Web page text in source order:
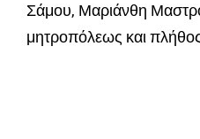
Σάμου, Μαριάνθη
μητροπόλεως και